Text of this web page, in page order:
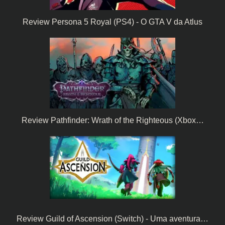
Review Persona 5 Royal (PS4) - O GTA V da Atlus
Review Pathfinder: Wrath of the Righteous (Xbox…
Review Guild of Ascension (Switch) - Uma aventura…